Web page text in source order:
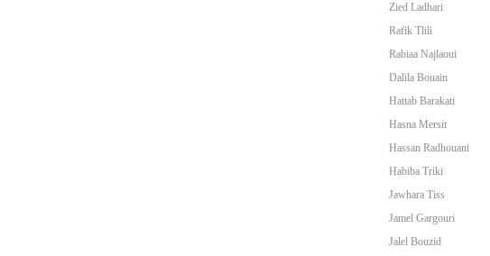
Zied Ladhari
Rafik Tlili
Rabiaa Najlaoui
Dalila Bouain
Hattab Barakati
Hasna Mersit
Hassan Radhouani
Habiba Triki
Jawhara Tiss
Jamel Gargouri
Jalel Bouzid